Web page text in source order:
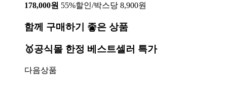
178,000원 55%할인/박스당 8,900원
함께 구매하기 좋은 상품
🥇공식몰 한정 베스트셀러 특가
다음상품